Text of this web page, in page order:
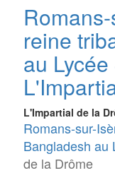
reine
au
L'Impartial de la
Romans-sur-
Bangladesh au
de la Drôme